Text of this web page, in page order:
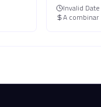
Invalid Date
A combinar